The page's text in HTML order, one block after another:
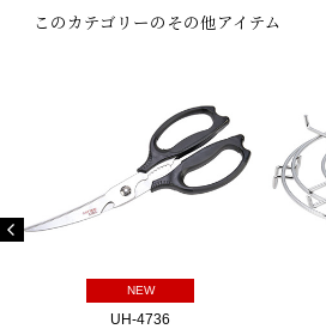
このカテゴリーのその他アイテム
NEW
UH-4736